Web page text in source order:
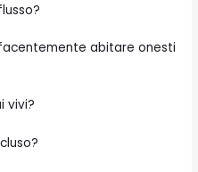
abitare onesti
vivi?